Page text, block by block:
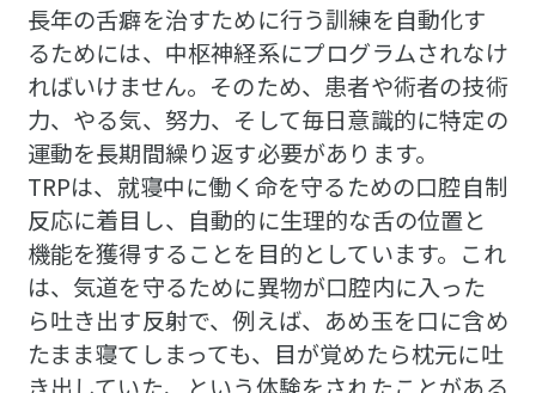
長年の舌癖を治すために行う訓練を自動化す
るためには、中枢神経系にプログラムされなけ
ればいけません。そのため、患者や術者の技術
力、やる気、努力、そして毎日意識的に特定の
運動を長期間繰り返す必要があります。
TRPは、就寝中に働く命を守るための口腔自制
反応に着目し、自動的に生理的な舌の位置と
機能を獲得することを目的としています。これ
は、気道を守るために異物が口腔内に入った
ら吐き出す反射で、例えば、あめ玉を口に含め
たまま寝てしまっても、目が覚めたら枕元に吐